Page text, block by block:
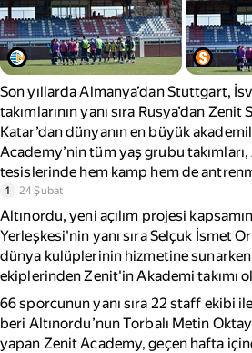
Son yıllarda Almanya’dan Stuttgart,
takımlarının yanı sıra Rusya’dan
Katar’dan dünyanın en büyük
Academy’nin tüm yaş grubu takımları,
tesislerinde hem kamp hem de
1 24 Şubat
Altınordu, yeni açılım projesi
Yerleşkesi'nin yanı sıra Selçuk İsmet
dünya kulüplerinin hizmetine
ekiplerinden Zenit'in Akademi takımı
66 sporcunun yanı sıra 22 staff ekibi
beri Altınordu’nun Torbalı Metin
yapan Zenit Academy, geçen hafta